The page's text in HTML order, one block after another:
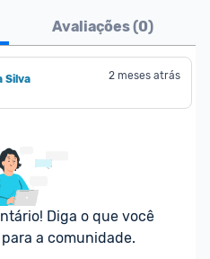
Avaliações (0)
Silva 2 meses atrás
Diga o que você
a comunidade.